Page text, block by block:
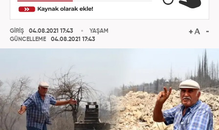
GİRİŞ
04.08.2021 17:43
GÜNCELLEME
04.08.2021 17:43
YAŞAM